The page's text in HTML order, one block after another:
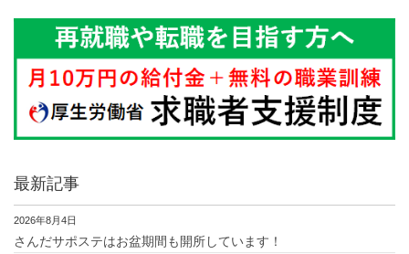
最新記事
2026年8月4日
さんだサポステはお盆期間も開所しています！